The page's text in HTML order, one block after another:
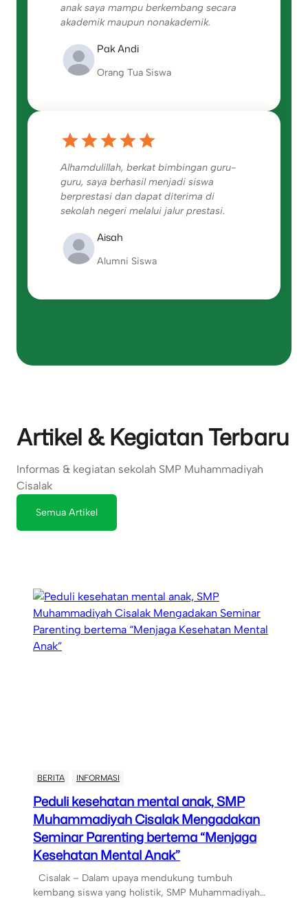
anak saya mampu berkembang secara
akademik maupun nonakademik.
Pak Andi
Orang Tua Siswa
Alhamdulillah, berkat bimbingan guru-
guru, saya berhasil menjadi siswa
berprestasi dan dapat diterima di
sekolah negeri melalui jalur prestasi.
Aisah
Alumni Siswa
Artikel & Kegiatan Terbaru
Informas & kegiatan sekolah SMP Muhammadiyah
Cisalak
Semua Artikel
BERITA INFORMASI
Peduli kesehatan mental anak, SMP
Muhammadiyah Cisalak Mengadakan
Seminar Parenting bertema “Menjaga
Kesehatan Mental Anak”
Cisalak – Dalam upaya mendukung tumbuh
kembang siswa yang holistik, SMP Muhammadiyah…